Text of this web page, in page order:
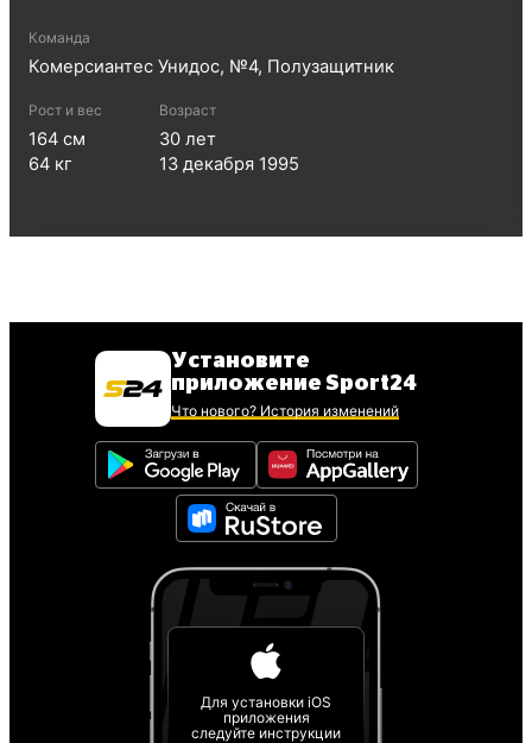
Команда
Комерсиантес Унидос, №4, Полузащитник
Рост и вес
164 см
64 кг
Возраст
30 лет
13 декабря 1995
Установите
приложение Sport24
Что нового? История изменений
Для установки iOS
приложения
следуйте инструкции